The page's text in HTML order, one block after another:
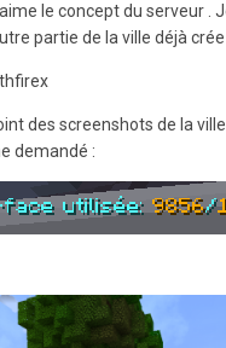
le concept du serveur .
partie de la ville déjà
des screenshots de la
demandé :